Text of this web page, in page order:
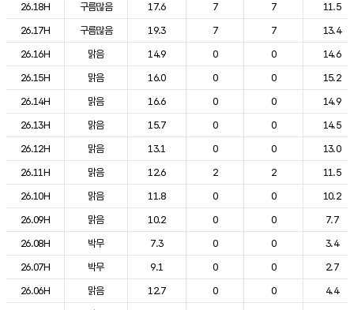
26.18H
구름많음 17.6 7 7
11.5
26.17H
구름많음 19.3 7 7
13.4
26.16H
맑음 14.9 0 0
14.6
26.15H
맑음 16.0 0 0
15.2
26.14H
맑음 16.6 0 0
14.9
26.13H
맑음 15.7 0 0
14.5
26.12H
맑음 13.1 0 0
13.0
26.11H
맑음 12.6 2 2
11.5
26.10H
맑음 11.8 0 0
10.2
26.09H
맑음 10.2 0 0
7.7
26.08H
박무 7.3 0 0
3.4
26.07H
박무 9.1 0 0
2.7
26.06H
맑음 12.7 0 0
4.4